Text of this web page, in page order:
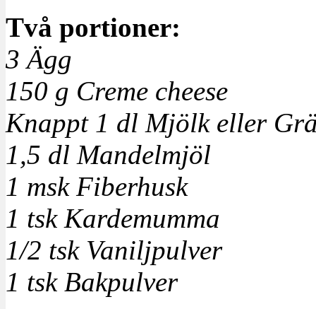
Två portioner:
3 Ägg
150 g Creme cheese
Knappt 1 dl Mjölk eller
1,5 dl Mandelmjöl
1 msk Fiberhusk
1 tsk Kardemumma
1/2 tsk Vaniljpulver
1 tsk Bakpulver